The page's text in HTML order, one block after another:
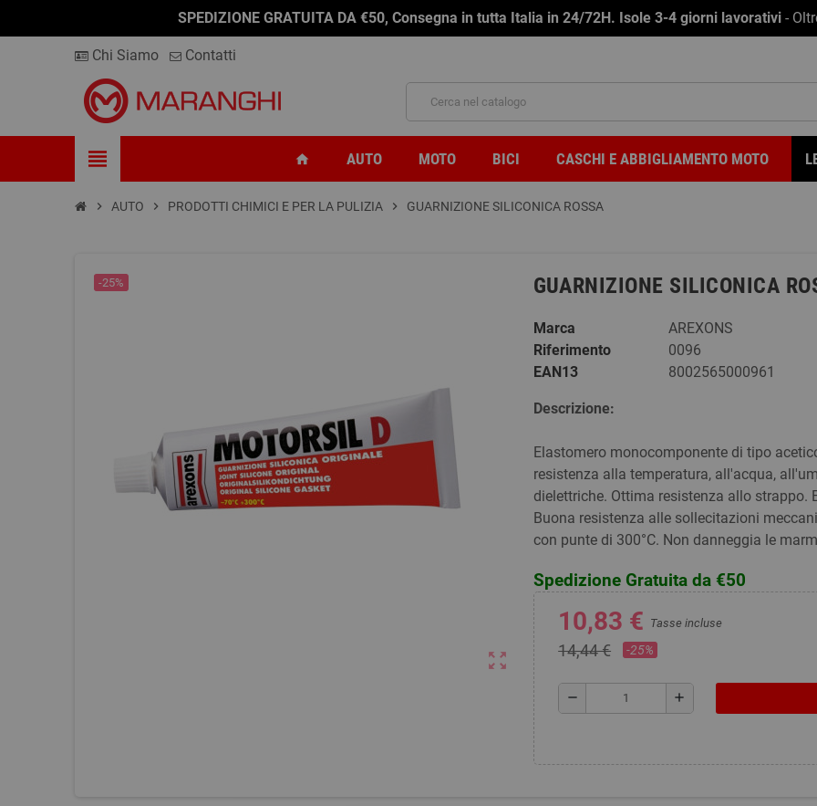
SPEDIZIONE GRATUITA DA €50, Consegna in tutta Italia in 24/72H. Isole 3-4 giorni lavorativi -
Chi Siamo Contatti
view_headline home AUTO MOTO BICI CASCHI E ABBIGLIAMENTO MOTO
chevron_right AUTO chevron_right PRODOTTI CHIMICI E PER LA PULIZIA chevron_right GUARNIZIONE SILICONICA ROSSA
zoom_out_map
-25% GUARNIZIONE SILICONICA
Marca
AREXONS
Riferimento
0096
EAN13
8002565000961
Descrizione:
Elastomero monocomponente di tipo
resistenza alla temperatura, all'acqua,
dielettriche. Ottima resistenza allo strappo.
Buona resistenza alle sollecitazioni
con punte di 300°C. Non danneggia le
Spedizione Gratuita da €50
10,83 € Tasse incluse
14,44 € -25%
remove add